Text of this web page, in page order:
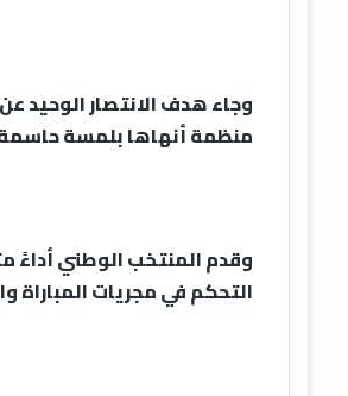
وجاء هدف الانتصار الوحيد
منظمة أنهاها بلمسة
وقدم المنتخب الوطني أداءً
التحكم في مجريات